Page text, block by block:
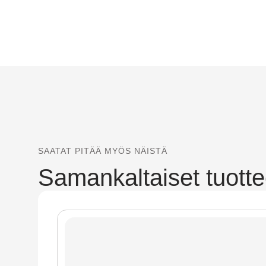
SAATAT PITÄÄ MYÖS NÄISTÄ
Samankaltaiset